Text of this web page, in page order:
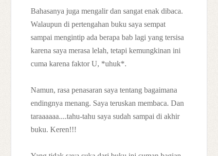
Bahasanya juga mengalir dan sangat enak dibaca.
Walaupun di pertengahan buku saya sempat
sampai mengintip ada berapa bab lagi yang tersisa
karena saya merasa lelah, tetapi kemungkinan ini
cuma karena faktor U, *uhuk*.
Namun, rasa penasaran saya tentang bagaimana
endingnya menang. Saya teruskan membaca. Dan
taraaaaaa....tahu-tahu saya sudah sampai di akhir
buku. Keren!!!